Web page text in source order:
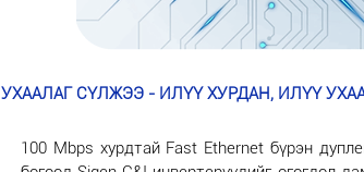
УХААЛАГ СҮЛЖЭЭ - ИЛҮҮ ХУРДАН, ИЛҮҮ
100 Mbps хурдтай Fast Ethernet бүрэн